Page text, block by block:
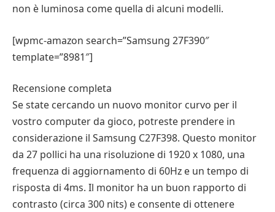
non è luminosa come quella di alcuni modelli.
[wpmc-amazon search=”Samsung 27F390″
template=”8981″]
Recensione completa
Se state cercando un nuovo monitor curvo per il
vostro computer da gioco, potreste prendere in
considerazione il Samsung C27F398. Questo monitor
da 27 pollici ha una risoluzione di 1920 x 1080, una
frequenza di aggiornamento di 60Hz e un tempo di
risposta di 4ms. Il monitor ha un buon rapporto di
contrasto (circa 300 nits) e consente di ottenere